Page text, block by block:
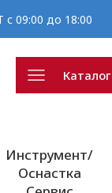
09:00 до 18:00
Каталог
Инструмент/
Оснастка